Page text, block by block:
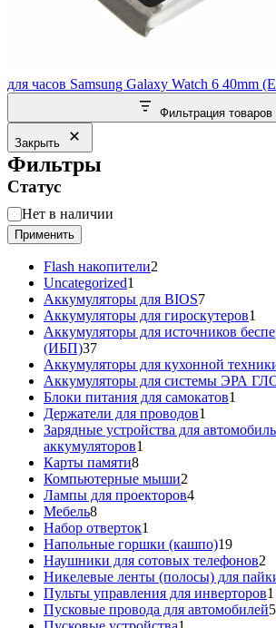
для часов Samsung Galaxy Watch 6 40mm
Фильтрация товаров
Закрыть
Фильтры
Статус
Статус
Нет в наличии
Применить
Flash накопители2
Uncategorized1
товар
Аккумуляторы для BIOS77
товаров
Аккумуляторы для гироскутеров1
Аккумуляторы для источников
(ИБП)3737
товаров
Аккумуляторы для кухонной
Аккумуляторы для системы ЭРА
Блоки питания для самокатов1
Держатели для проводов1
товар
Зарядные устройства для
аккумуляторов1
Карты памяти88
товаров
Компьютерные мыши2
товара
Лампы для проекторов44
Мебель88
товаров
Набор отверток1
товар
Напольные горшки (кашпо)1919
товаров
Наушники для сотовых телефонов2
Никелевые ленты (полосы) для
Пульты управления для инверторов1
Пусковые провода для автомобилей55